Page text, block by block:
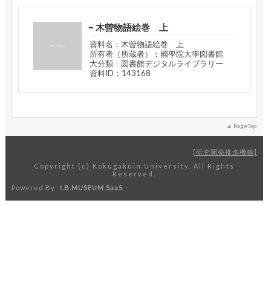
木曽物語絵巻 上
資料名：木曽物語絵巻 上
所有者（所蔵者）：國學院大學図書館
大分類：図書館デジタルライブラリー
資料ID：143168
PageTop
研究開発推進機構
Copyright (c) Kokugakuin University. All Rights
Reserved.
Powered By
I.B.MUSEUM SaaS